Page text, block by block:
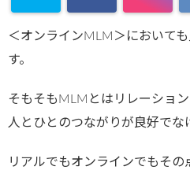
＜オンラインMLM＞において
す。
そもそもMLMとはリレーション
人とひとのつながりが良好でな
リアルでもオンラインでもその